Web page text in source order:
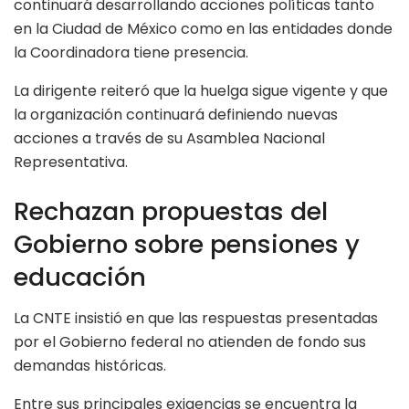
continuará desarrollando acciones políticas tanto
en la Ciudad de México como en las entidades donde
la Coordinadora tiene presencia.
La dirigente reiteró que la huelga sigue vigente y que
la organización continuará definiendo nuevas
acciones a través de su Asamblea Nacional
Representativa.
Rechazan propuestas del
Gobierno sobre pensiones y
educación
La CNTE insistió en que las respuestas presentadas
por el Gobierno federal no atienden de fondo sus
demandas históricas.
Entre sus principales exigencias se encuentra la